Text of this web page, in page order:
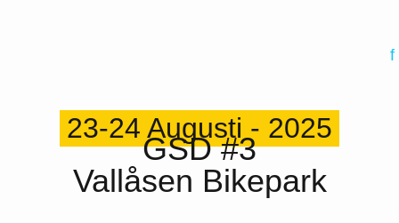
Fotograf
23-24 Augusti - 2025
GSD #3
Vallåsen Bikepark